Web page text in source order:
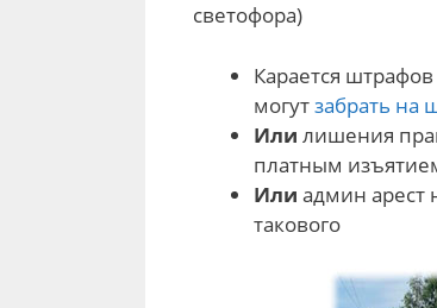
светофора)
Карается
могутзабрать на
Или лишения
платным
Или админ арест
такового